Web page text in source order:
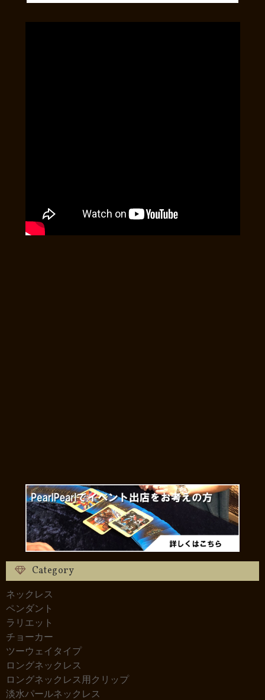
Category
ネックレス
ペンダント
ラリエット
チョーカー
ツーウェイタイプ
ロングネックレス
ロングネックレス用クリップ
淡水パールネックレス